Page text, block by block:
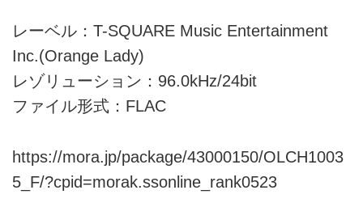
レーベル：T-SQUARE Music Entertainment
Inc.(Orange Lady)
レゾリューション：96.0kHz/24bit
ファイル形式：FLAC
https://mora.jp/package/43000150/OLCH1003
5_F/?cpid=morak.ssonline_rank0523